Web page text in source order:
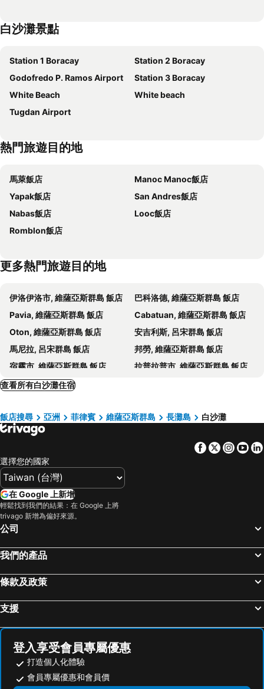
Luxx Boutique Boracay
Boracay Holiday Resort
Pinnacle Boracay
Jony's Beach Resort
Boracay Haven Resort
Eurotel Boracay
Lanterna Hotel Boracay
Signature Boracay South Beach
Happiness Hostel Boracay
Belmont Hotel Boracay
Cocoloco Beach Resort
Lanas Beach Resort
Boracay Beach Club
Sulu Sea Boutique Hotel
Hannah
Grand Blue Beach Hotel
Oseidon Hotel Boracay
Bolabog Beach Resort
El Puerto Boracay Shore
Beachcomber
WHITEBEACH DE BORACAY STATION 1 (EXTENSION)
Campions Place
Paradise Station 3 Boracay Hotel by JustGoFun
Mecasa Hotel
Giulius Boracay Italian Resort
Commander Suites de Boracay
True Home
Boracay Amor Apartments
白沙灘景點
Station 1 Boracay
Station 2 Boracay
Godofredo P. Ramos Airport
Station 3 Boracay
White Beach
White beach
Tugdan Airport
熱門旅遊目的地
馬萊飯店
Manoc Manoc飯店
Yapak飯店
San Andres飯店
Nabas飯店
Looc飯店
Romblon飯店
更多熱門旅遊目的地
伊洛伊洛市, 維薩亞斯群島 飯店
巴科洛德, 維薩亞斯群島 飯店
Pavia, 維薩亞斯群島 飯店
Cabatuan, 維薩亞斯群島 飯店
Oton, 維薩亞斯群島 飯店
安吉利斯, 呂宋群島 飯店
馬尼拉, 呂宋群島 飯店
邦勞, 維薩亞斯群島 飯店
宿霧市, 維薩亞斯群島 飯店
拉普拉普市, 維薩亞斯群島 飯店
馬萊, 維薩亞斯群島 飯店
查看所有白沙灘住宿
飯店搜尋 亞洲 菲律賓 維薩亞斯群島 長灘島 白沙灘
Facebook
Twitter
選擇您的國家
在 Google 上新增
輕鬆找到我們的結果：在 Google 上將
trivago 新增為偏好來源。
公司
我們的產品
條款及政策
支援
登入享受會員專屬優惠
打造個人化體驗
會員專屬優惠和會員價